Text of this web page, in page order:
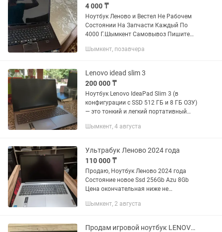
4 000 ₸
Ноутбук Леново и Вестел Не Рабочем
Состоянии На Запчасти Каждый По
4000 Г.Шымкент Самовывоз Пишите
Шымкент, позавчера
Lenovo idead slim 3
200 000 ₸
Ноутбук Lenovo IdeaPad Slim 3 (в
конфигурации с SSD 512 ГБ и 8 ГБ ОЗУ)
— это тонкий и легкий портативный
оснащен энергоэффективным
Шымкент, 4 августа
Ультрабук Леново 2024 года
110 000 ₸
Продаю, Ноутбук Леново 2024 года
Состояние новое Ssd 256Gb Azu 8Gb
Цена окончательная ниже не
Шымкент, 2 августа
Продам игровой ноутбук LENOVO Ideapad Gaming L340-15IRH (i7, идеал)